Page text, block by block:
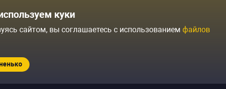
Журнал Политика конфиденциальности
куки
сайтом, вы соглашаетесь с использованием файлов